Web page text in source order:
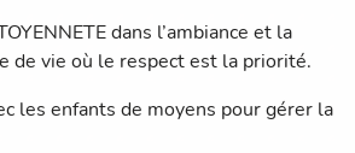
dans l’ambiance et la
de vie où le respect est la priorité.
les enfants de moyens pour gérer la